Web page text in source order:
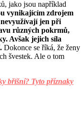
jako jsou například
vynikajícím zdrojem
jen při
různých pokrmů,
Avšak jejich síla
Dokonce se říká, že ženy
švestek. Ale o tom
břišní? Tyto příznaky